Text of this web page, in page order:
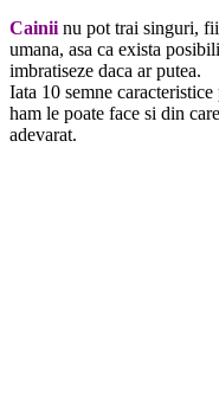
Cainii nu pot trai singuri,
umana, asa ca exista
imbratiseze daca ar putea.
Iata 10 semne
ham le poate face si din
adevarat.